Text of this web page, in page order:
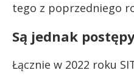
tego z poprzedniego
Są jednak
Łącznie w 2022 roku